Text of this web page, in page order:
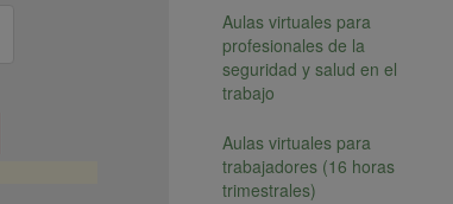
Aulas virtuales para
profesionales de la
seguridad y salud en el
trabajo
Aulas virtuales para
trabajadores (16 horas
trimestrales)